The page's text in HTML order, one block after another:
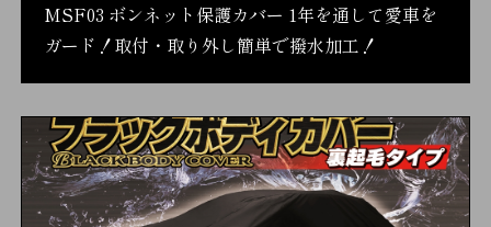
MSF03 ボンネット保護カバー 1年を通して愛車を
ガード！取付・取り外し簡単で撥水加工！